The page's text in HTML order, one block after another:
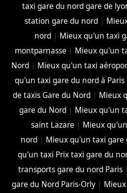
taxi gare du nord gare de
station gare du nord|
nord| Mieux qu'un taxi
montparnasse | Mieux qu'un
Nord| Mieux qu'un taxi
qu'un taxi gare du nord à Paris
de taxis Gare du Nord| Mieux
gare du Nord| Mieux qu'un
saint Lazare | Mieux
nord| Mieux qu'un taxi gare
qu'un taxi Prix taxi gare du
transports gare du nord Paris|
gare du Nord Paris-Orly|